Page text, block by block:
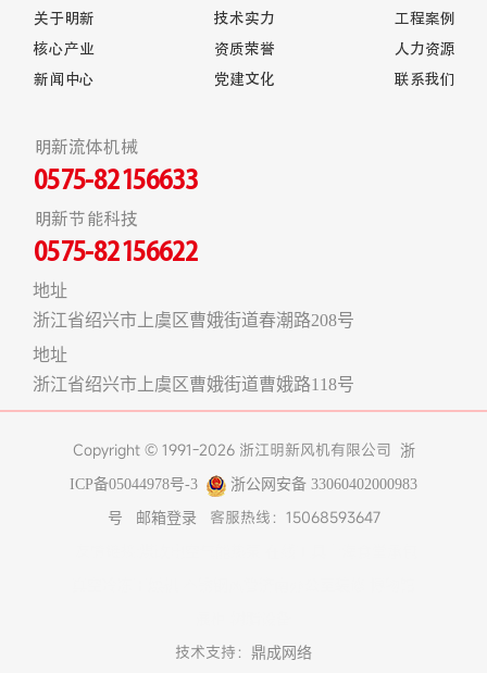
关于明新
核心产业
新闻中心
技术实力
资质荣誉
党建文化
工程案例
人力资源
联系我们
明新流体机械
0575-82156633
明新节能科技
0575-82156622
地址
浙江省绍兴市上虞区曹娥街道春潮路208号
地址
浙江省绍兴市上虞区曹娥街道曹娥路118号
Copyright © 1991-2026 浙江明新风机有限公司 浙
ICP备05044978号-3 浙公网安备 33060402000983
号 邮箱登录
客服热线：15068593647
技术支持： 鼎成网络